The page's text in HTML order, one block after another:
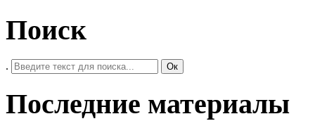
Поиск
. Ок
Последние материалы